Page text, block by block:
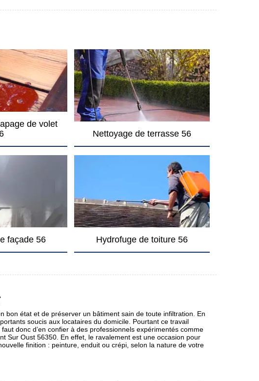
de volet
Nettoyage de terrasse 56
façade 56 Hydrofuge de toiture 56
bon état et de préserver un bâtiment sain de toute infiltration. En
soucis aux locataires du domicile. Pourtant ce travail
donc d’en confier à des professionnels expérimentés comme
Sur Oust 56350. En effet, le ravalement est une occasion pour
finition : peinture, enduit ou crépi, selon la nature de votre